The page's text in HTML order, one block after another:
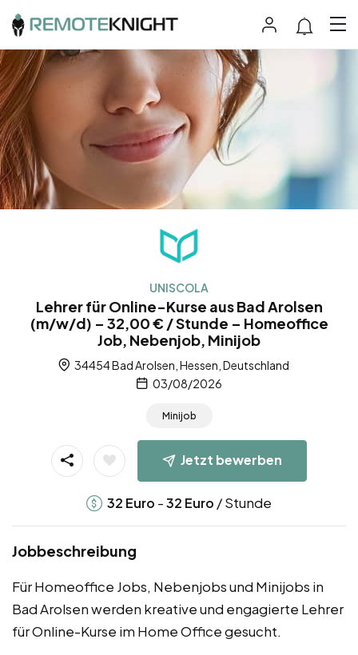
UNISCOLA
Lehrer für Online-Kurse aus Bad Arolsen
(m/w/d) – 32,00 € / Stunde – Homeoffice
Job, Nebenjob, Minijob
34454 Bad Arolsen, Hessen, Deutschland
03/08/2026
Minijob
Jetzt bewerben
32 Euro -32 Euro / Stunde
Jobbeschreibung
Für Homeoffice Jobs, Nebenjobs und Minijobs in
Bad Arolsen werden kreative und engagierte Lehrer
für Online-Kurse im Home Office gesucht.